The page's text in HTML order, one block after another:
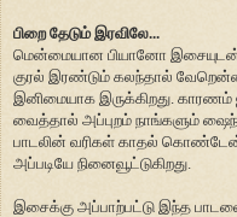
பிறை தேடும் இரவிலே...
மென்மையான பியானோ இசையுடன்
குரல் இரண்டும் கலந்தால்
இனிமையாக இருக்கிறது. காரணம்
வைத்தால் அப்புறம் நாங்களும்
பாடலின் வரிகள் காதல்
அப்படியே நினைவூட்டுகிறது.
இசைக்கு அப்பாற்பட்டு இந்த